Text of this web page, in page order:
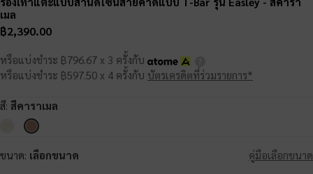
เมล
฿2,390.00
หรือแบ่งชำระ ฿796.67 x 3 ครั้งกับ
หรือแบ่งชำระ ฿597.50 x 4 ครั้งกับ บัตรเครดิตที่ร่วมรายการ*
สี: สีคาราเมล
ขนาด: เลือกขนาด คู่มือเลือกขนาด